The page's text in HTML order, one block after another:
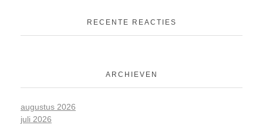
RECENTE REACTIES
ARCHIEVEN
augustus 2026
juli 2026